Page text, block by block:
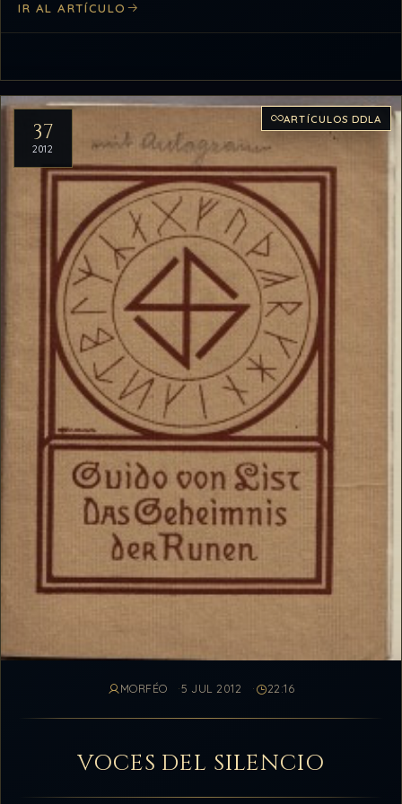
IR AL ARTÍCULO
37
2012
ARTÍCULOS DDLA
MORFÉO 5 JUL 2012 22:16
VOCES DEL SILENCIO